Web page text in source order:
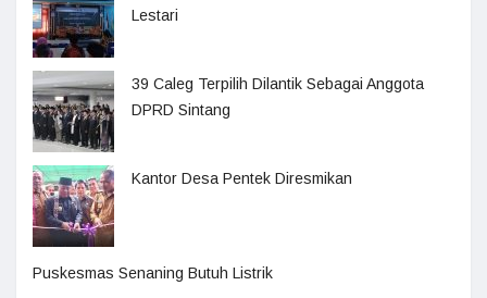
Lestari
39 Caleg Terpilih Dilantik Sebagai Anggota
DPRD Sintang
Kantor Desa Pentek Diresmikan
Puskesmas Senaning Butuh Listrik